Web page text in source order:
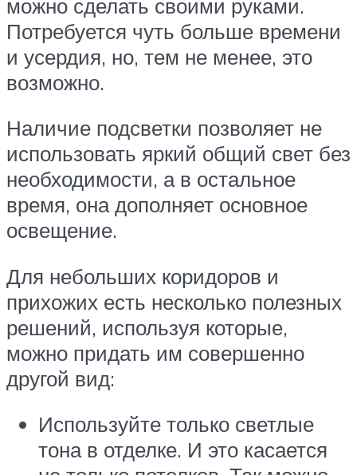
можно сделать своими руками.
Потребуется чуть больше времени
и усердия, но, тем не менее, это
возможно.
Наличие подсветки позволяет не
использовать яркий общий свет без
необходимости, а в остальное
время, она дополняет основное
освещение.
Для небольших коридоров и
прихожих есть несколько полезных
решений, используя которые,
можно придать им совершенно
другой вид:
Используйте только светлые
тона в отделке. И это касается